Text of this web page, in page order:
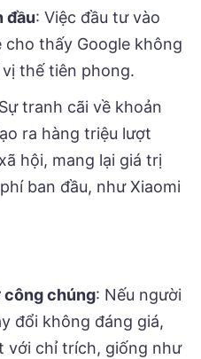
đầu: Việc đầu tư vào
thấy Google không
thế tiên phong.
tranh cãi về khoản
ra hàng triệu lượt
hội, mang lại giá trị
ban đầu, như Xiaomi
chúng: Nếu người
đổi không đáng giá,
với chỉ trích, giống như